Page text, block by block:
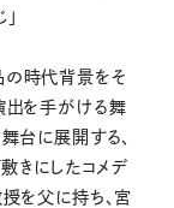
時代背景をそ
出を手がける舞
台に展開する、
敷きにしたコメデ
を父に持ち、宮